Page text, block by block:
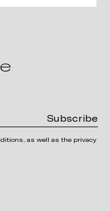
as well as the privacy